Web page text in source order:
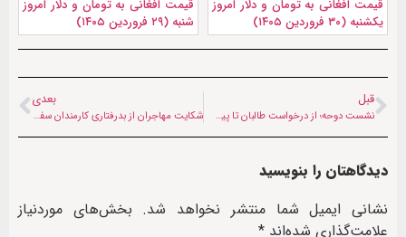
قیمت افغانی به تومان و دلار امروز
یکشنبه (۳۰ فروردین ۱۴۰۵)
قیمت افغانی به تومان و دلار امروز
شنبه (۲۹ فروردین ۱۴۰۵)
قبل
نشست دوحه؛ از درخواست طالبان تا پیش‌شرط جهان
بعدی
شکایت مهاجران از بدرفتاری کارمندان سفارت افغانستان در تهران
دیدگاهتان را بنویسید
نشانی ایمیل شما منتشر نخواهد شد. بخش‌های موردنیاز
علامت‌گذاری شده‌اند *